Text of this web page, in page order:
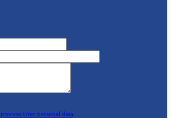
process your personal data